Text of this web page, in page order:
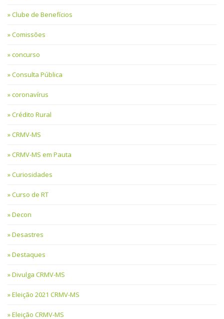
Clube de Benefícios
Comissões
concurso
Consulta Pública
coronavírus
Crédito Rural
CRMV-MS
CRMV-MS em Pauta
Curiosidades
Curso de RT
Decon
Desastres
Destaques
Divulga CRMV-MS
Eleição 2021 CRMV-MS
Eleição CRMV-MS